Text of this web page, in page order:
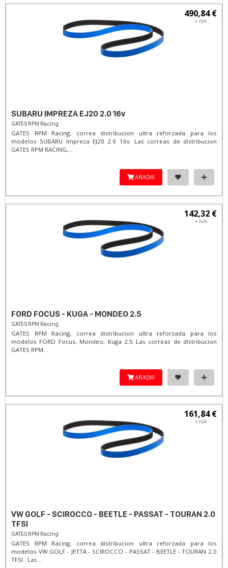
490,84 €
+ IVA
SUBARU IMPREZA EJ20 2.0 16v
GATES RPM Racing
GATES RPM Racing, correa distribucion ultra reforzada para los
modelos SUBARU Impreza EJ20 2.0 16v. Las correas de distribucion
GATES RPM RACING,...
AÑADIR
142,32 €
+ IVA
FORD FOCUS - KUGA - MONDEO 2.5
GATES RPM Racing
GATES RPM Racing, correa distribucion ultra reforzada para los
modelos FORD Focus, Mondeo, Kuga 2.5 Las correas de distribucion
GATES RPM...
AÑADIR
161,84 €
+ IVA
VW GOLF - SCIROCCO - BEETLE - PASSAT - TOURAN 2.0
TFSI
GATES RPM Racing
GATES RPM Racing, correa distribucion ultra reforzada para los
modelos VW GOLF - JETTA - SCIROCCO - PASSAT - BEETLE - TOURAN 2.0
TFSI. Las...